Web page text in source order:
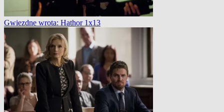
Gwiezdne wrota: Hathor 1x13